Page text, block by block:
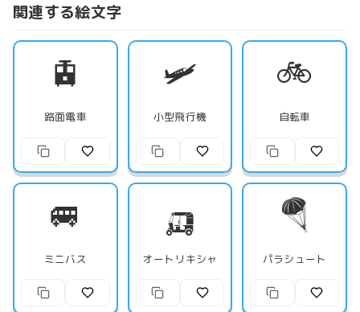
関連する絵文字
🚊
路面電車
🛩️
小型飛行機
🚲
自転車
🚐
ミニバス
🛺
オートリキシャ
🪂
パラシュート